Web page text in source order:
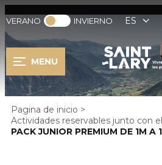
VERANO INVIERNO ES
MENU
Pagina de inicio >
Actividades reservables junto con
PACK JUNIOR PREMIUM DE 1M A